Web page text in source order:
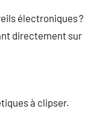
électroniques ?
directement sur
à clipser.